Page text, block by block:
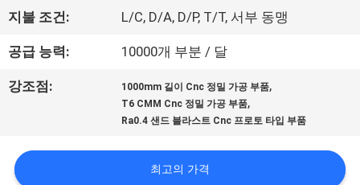
투
어
관
지불 조건: L/C, D/A, D/P, T/T, 서부 동맹
공급 능력: 10000개 부분 / 달
강조점: 1000mm 길이 Cnc 정밀 가공 부품,
T6 CMM Cnc 정밀 가공 부품,
Ra0.4 샌드 블라스트 Cnc 프로토 타입 부품
최고의 가격